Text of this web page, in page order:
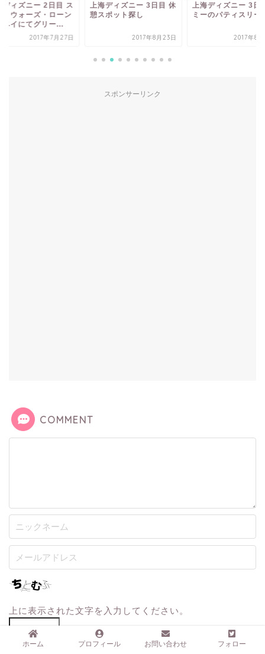
ディズニー 2日目 ス
・ウォーズ・ローン
ベイにてグリー...
2017年7月27日
上海ディズニー 3日目 休
憩スポット探し
2017年8月23日
上海ディズニー 3日
ミーのパティスリー
2017年8
スポンサーリンク
COMMENT
上に表示された文字を入力してください。
ホーム プロフィール お問い合わせ フォロー